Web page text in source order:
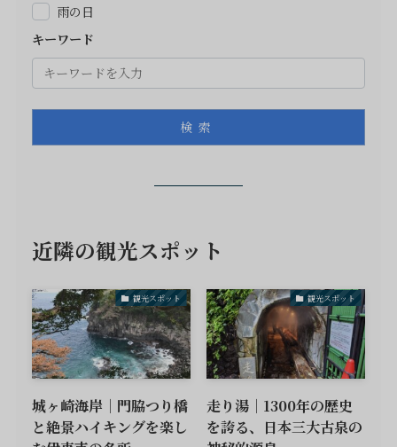
雨の日
キーワード
検索
近隣の観光スポット
観光スポット
城ヶ崎海岸｜門脇つり橋
と絶景ハイキングを楽し
観光スポット
走り湯｜1300年の歴史
を誇る、日本三大古泉の